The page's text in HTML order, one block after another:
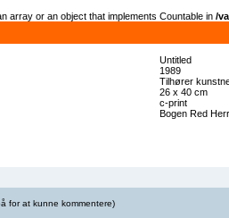
array or an object that implements Countable in /
Untitled
1989
Tilhører
26 x 40 cm
c-print
Bogen Red
for at kunne kommentere)